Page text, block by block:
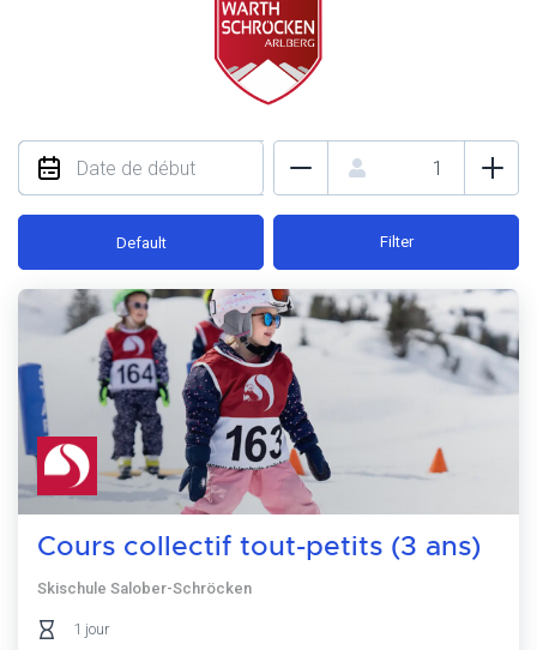
Default Filter
Cours collectif tout-petits (3 ans)
Skischule Salober-Schröcken
1 jour